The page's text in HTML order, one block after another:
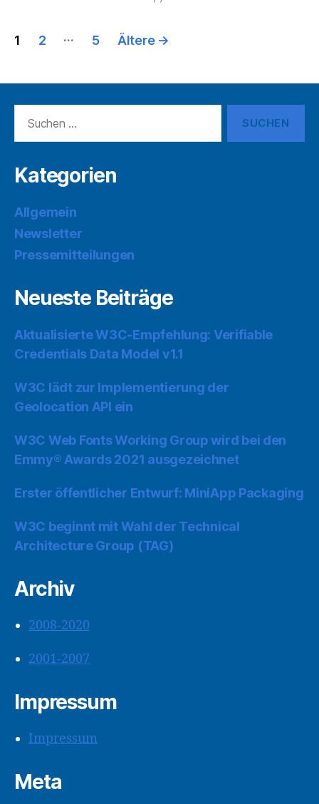
Seitennummerierung
Beiträge
1 2 … 5 Ältere →
nach:
Kategorien
Allgemein
Newsletter
Pressemitteilungen
Neueste Beiträge
Aktualisierte W3C-Empfehlung: Verifiable
Credentials Data Model v1.1
W3C lädt zur Implementierung der
Geolocation API ein
W3C Web Fonts Working Group wird bei den
Emmy® Awards 2021 ausgezeichnet
Erster öffentlicher Entwurf: MiniApp Packaging
W3C beginnt mit Wahl der Technical
Architecture Group (TAG)
Archiv
2008-2020
2001-2007
Impressum
Impressum
Meta